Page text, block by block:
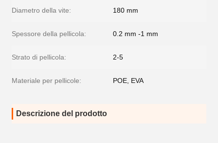
Diametro della vite: 180 mm
Spessore della pellicola: 0.2 mm -1 mm
Strato di pellicola: 2-5
Materiale per pellicole: POE, EVA
Descrizione del prodotto